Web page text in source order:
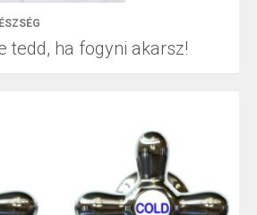
tedd, ha fogyni akarsz!